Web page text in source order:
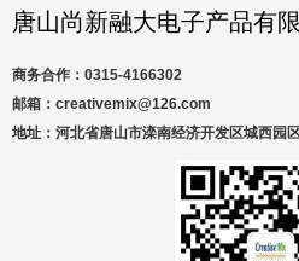
唐山尚新融大电子产品有
商务合作：0315-4166302
邮箱：creativemix@126.com
地址：河北省唐山市滦南经济开发区城西园